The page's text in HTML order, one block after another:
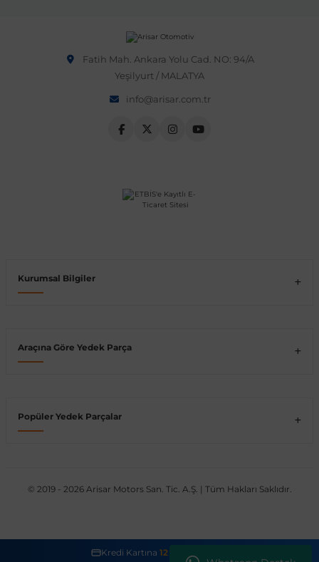
Fatih Mah. Ankara Yolu Cad. NO: 94/A
Yeşilyurt / MALATYA
info@arisar.com.tr
Kurumsal Bilgiler
Araçına Göre Yedek Parça
Popüler Yedek Parçalar
© 2019 - 2026 Arisar Motors San. Tic. A.Ş. | Tüm Hakları Saklıdır.
Kredi Kartına 12 Taksit İmkanı